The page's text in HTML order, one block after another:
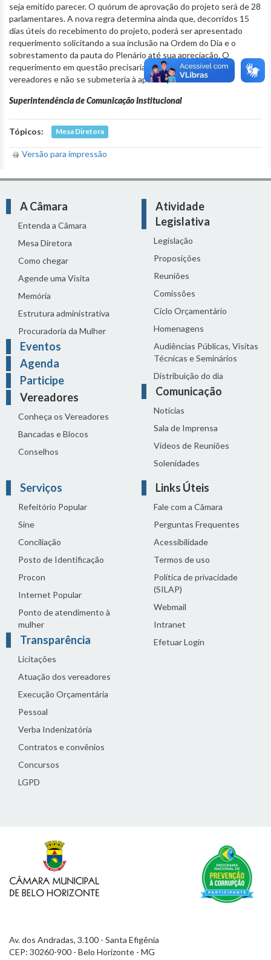
seja emitido parecer. O quórum de aprovação do projeto será de 28
parlamentares. A nova regra determina ainda que, decorridos 15
dias úteis do recebimento do projeto, poderá ser apresentado
requerimento solicitando a sua inclusão na Ordem do Dia e o
sobrestamento da pauta do Plenário até sua apreciação. O
requerimento em questão precisaria ser assinado por 28
vereadores e não se submeteria à apreciação do Plenário.
Superintendência de Comunicação Institucional
Tópicos: Mesa Diretora
Versão para impressão
A Câmara
Entenda a Câmara
Mesa Diretora
Como chegar
Agende uma Visita
Memória
Estrutura administrativa
Procuradoria da Mulher
Eventos
Agenda
Participe
Vereadores
Conheça os Vereadores
Bancadas e Blocos
Conselhos
Atividade
Legislativa
Legislação
Proposições
Reuniões
Comissões
Ciclo Orçamentário
Homenagens
Audiências Públicas, Visitas
Técnicas e Seminários
Distribuição do dia
Comunicação
Notícias
Sala de Imprensa
Vídeos de Reuniões
Solenidades
Serviços
Refeitório Popular
Sine
Conciliação
Posto de Identificação
Procon
Internet Popular
Ponto de atendimento à
mulher
Transparência
Licitações
Atuação dos vereadores
Execução Orçamentária
Pessoal
Verba Indenizatória
Contratos e convênios
Concursos
LGPD
Links Úteis
Fale com a Câmara
Perguntas Frequentes
Acessibilidade
Termos de uso
Política de privacidade
(SILAP)
Webmail
Intranet
Efetuar Login
Av. dos Andradas, 3.100 - Santa Efigênia
CEP: 30260-900 - Belo Horizonte - MG